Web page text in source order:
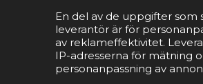
En del av de uppgifter som
leverantör är för
av reklameffektivitet.
IP-adresserna för mätning
personanpassning av